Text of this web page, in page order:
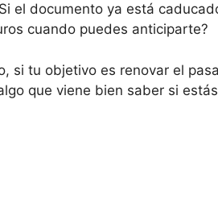
el documento ya está
cuando puedes anticiparte?
si tu objetivo es renovar el
que viene bien saber si